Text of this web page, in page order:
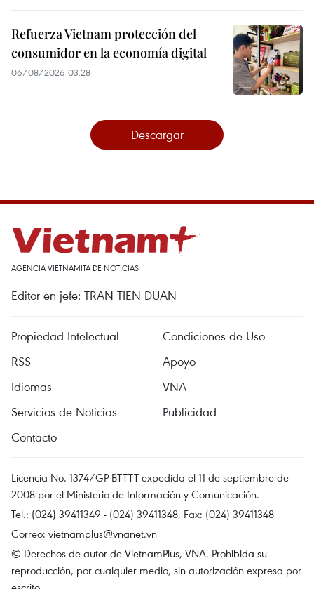
Refuerza Vietnam protección del
consumidor en la economía digital
06/08/2026 03:28
Descargar
AGENCIA VIETNAMITA DE NOTICIAS
Editor en jefe: TRAN TIEN DUAN
Propiedad Intelectual
Condiciones de Uso
RSS
Apoyo
Idiomas
VNA
Servicios de Noticias
Publicidad
Contacto
Licencia No. 1374/GP-BTTTT expedida el 11 de septiembre de
2008 por el Ministerio de Información y Comunicación.
Tel.: (024) 39411349 - (024) 39411348, Fax: (024) 39411348
Correo: vietnamplus@vnanet.vn
© Derechos de autor de VietnamPlus, VNA. Prohibida su
reproducción, por cualquier medio, sin autorización expresa por